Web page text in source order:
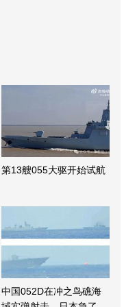
第13艘055大驱开始试航
中国052D在冲之鸟礁海